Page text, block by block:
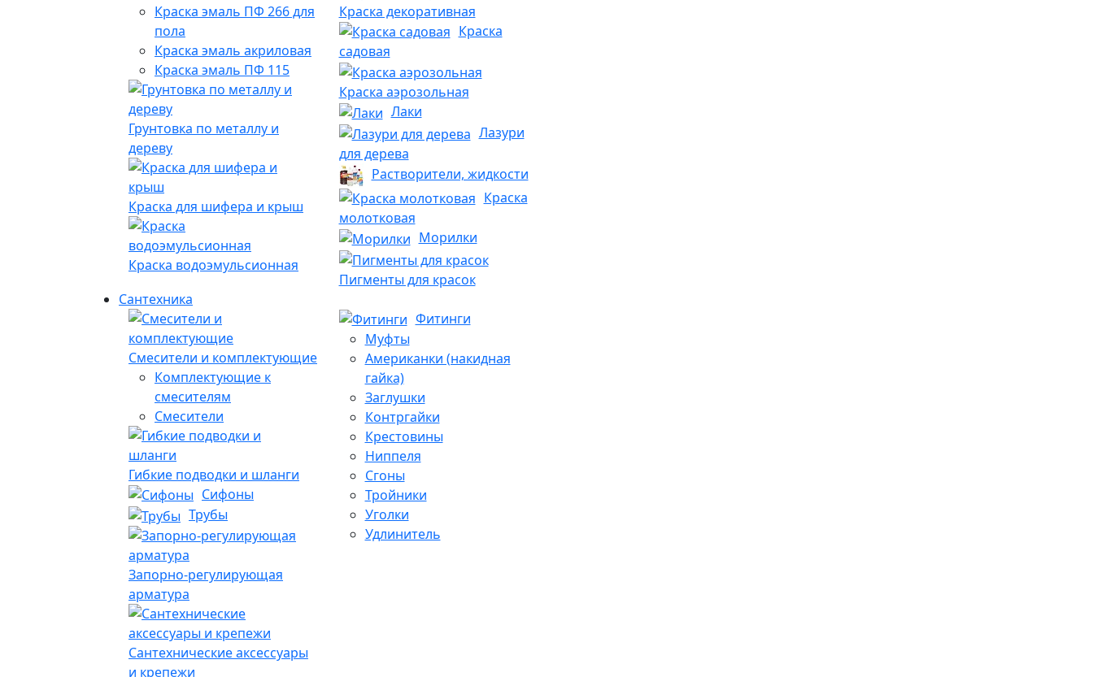
Краска эмаль ПФ 266 для
пола
Краска эмаль акриловая
Краска эмаль ПФ 115
Грунтовка по металлу и
дереву
Краска для шифера и крыш
Краска водоэмульсионная
Краска декоративная
Краска
садовая
Краска аэрозольная
Лаки
Лазури
для дерева
Растворители, жидкости
Краска
молотковая
Морилки
Пигменты для красок
Сантехника
Смесители и комплектующие
Комплектующие к
смесителям
Смесители
Гибкие подводки и шланги
Сифоны
Трубы
Запорно-регулирующая
арматура
Сантехнические аксессуары
и крепежи
Фитинги
Муфты
Американки (накидная
гайка)
Заглушки
Контргайки
Крестовины
Ниппеля
Сгоны
Тройники
Уголки
Удлинитель